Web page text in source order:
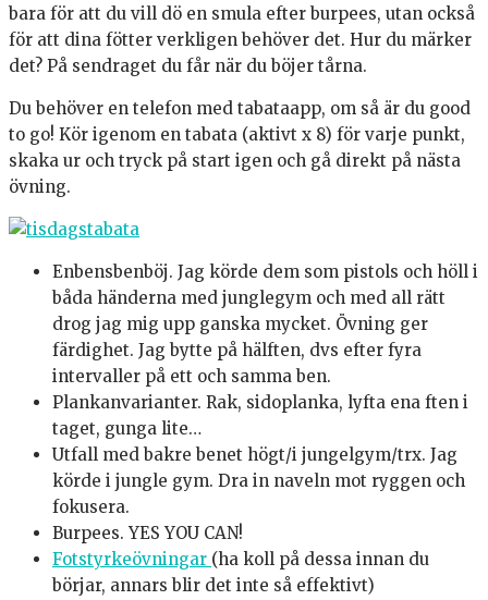
bara för att du vill dö en smula efter burpees, utan också
för att dina fötter verkligen behöver det. Hur du märker
det? På sendraget du får när du böjer tårna.
Du behöver en telefon med tabataapp, om så är du good
to go! Kör igenom en tabata (aktivt x 8) för varje punkt,
skaka ur och tryck på start igen och gå direkt på nästa
övning.
Enbensbenböj. Jag körde dem som pistols och höll i
båda händerna med junglegym och med all rätt
drog jag mig upp ganska mycket. Övning ger
färdighet. Jag bytte på hälften, dvs efter fyra
intervaller på ett och samma ben.
Plankanvarianter. Rak, sidoplanka, lyfta ena ften i
taget, gunga lite…
Utfall med bakre benet högt/i jungelgym/trx. Jag
körde i jungle gym. Dra in naveln mot ryggen och
fokusera.
Burpees. YES YOU CAN!
Fotstyrkeövningar (ha koll på dessa innan du
börjar, annars blir det inte så effektivt)